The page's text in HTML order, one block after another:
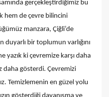
gerçekleştirdiğimiz bu
hem de çevre bilincini
manzara, Çiğli’de
duyarlı bir toplumun varlığını
yazık ki çevremize karşı daha
daha gösterdi. Çevremizi
Temizlemenin en güzel yolu